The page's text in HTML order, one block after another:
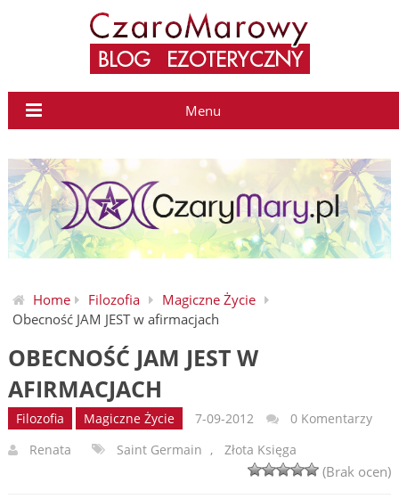
Menu
Home Filozofia
Magiczne Życie
Obecność JAM JEST w afirmacjach
OBECNOŚĆ JAM JEST W
AFIRMACJACH
Filozofia Magiczne Życie 7-09-2012
0 Komentarzy
Renata
Saint Germain , Złota Księga
(Brak ocen)